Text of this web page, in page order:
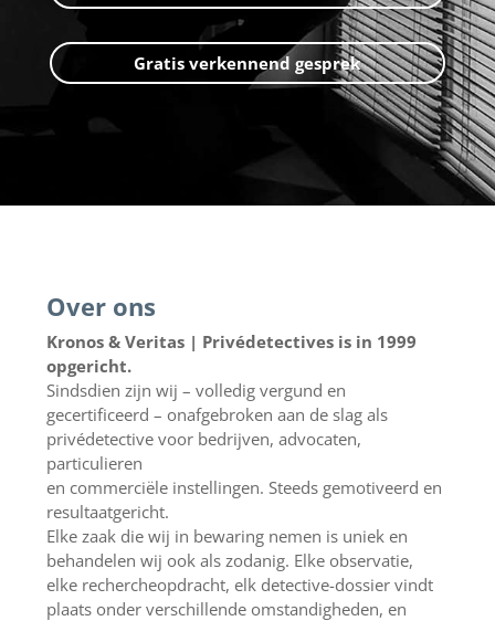
Gratis verkennend gesprek
Over ons
Kronos & Veritas | Privédetectives is in 1999
opgericht.
Sindsdien zijn wij – volledig vergund en
gecertificeerd – onafgebroken aan de slag als
privédetective voor bedrijven, advocaten,
particulieren
en commerciële instellingen. Steeds gemotiveerd en
resultaatgericht.
Elke zaak die wij in bewaring nemen is uniek en
behandelen wij ook als zodanig. Elke observatie,
elke rechercheopdracht, elk detective-dossier vindt
plaats onder verschillende omstandigheden, en